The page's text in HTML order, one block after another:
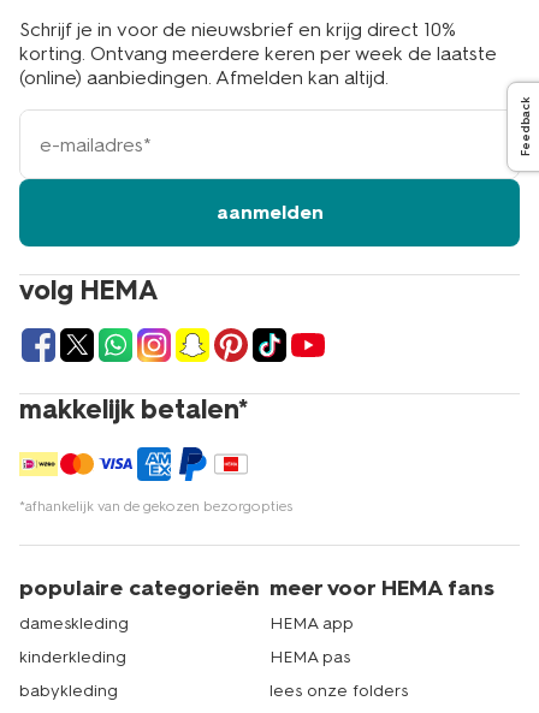
volg HEMA
makkelijk betalen*
*afhankelijk van de gekozen bezorgopties
Schrijf je in voor de nieuwsbrief en krijg direct 10%
korting. Ontvang meerdere keren per week de laatste
(online) aanbiedingen. Afmelden kan altijd.
e-
mailadres
aanmelden
populaire categorieën
dameskleding
kinderkleding
babykleding
meer voor HEMA fans
HEMA app
HEMA pas
lees onze folders
Feedback